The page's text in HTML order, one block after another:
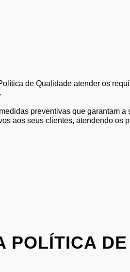
de Qualidade atender os
preventivas que garantam
aos seus clientes, atendendo os
POLÍTICA